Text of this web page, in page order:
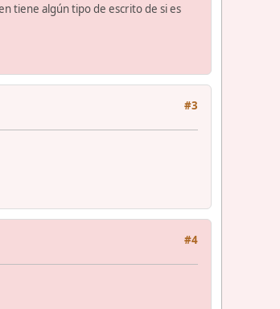
tiene algún tipo de escrito de si es
#3
#4